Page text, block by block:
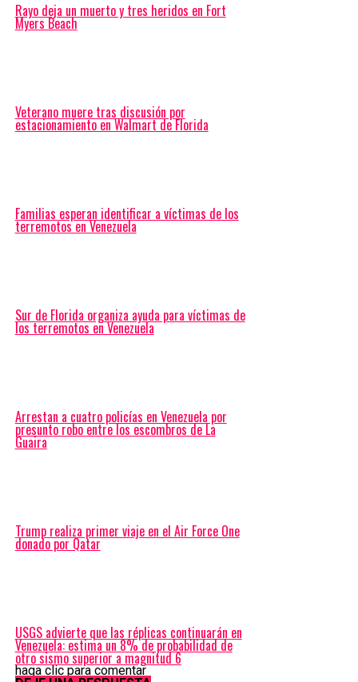
Rayo deja un muerto y tres heridos en Fort
Myers Beach
Veterano muere tras discusión por
estacionamiento en Walmart de Florida
Familias esperan identificar a víctimas de los
terremotos en Venezuela
Sur de Florida organiza ayuda para víctimas de
los terremotos en Venezuela
Arrestan a cuatro policías en Venezuela por
presunto robo entre los escombros de La
Guaira
Trump realiza primer viaje en el Air Force One
donado por Qatar
USGS advierte que las réplicas continuarán en
Venezuela: estima un 8% de probabilidad de
otro sismo superior a magnitud 6
haga clic para comentar